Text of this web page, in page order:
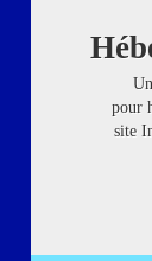
pour
site